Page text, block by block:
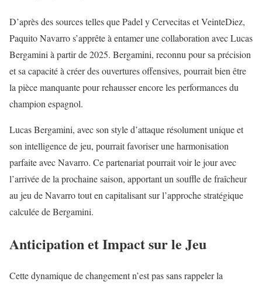
D’après des sources telles que Padel y Cervecitas et VeinteDiez,
Paquito Navarro s’apprête à entamer une collaboration avec Lucas
Bergamini à partir de 2025. Bergamini, reconnu pour sa précision
et sa capacité à créer des ouvertures offensives, pourrait bien être
la pièce manquante pour rehausser encore les performances du
champion espagnol.
Lucas Bergamini, avec son style d’attaque résolument unique et
son intelligence de jeu, pourrait favoriser une harmonisation
parfaite avec Navarro. Ce partenariat pourrait voir le jour avec
l’arrivée de la prochaine saison, apportant un souffle de fraîcheur
au jeu de Navarro tout en capitalisant sur l’approche stratégique
calculée de Bergamini.
Anticipation et Impact sur le Jeu
Cette dynamique de changement n’est pas sans rappeler la